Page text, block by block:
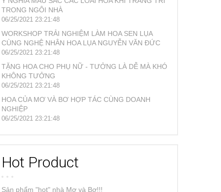
TRONG NGÔI NHÀ
06/25/2021 23:21:48
WORKSHOP TRẢI NGHIỆM LÀM HOA SEN LỤA
CÙNG NGHỆ NHÂN HOA LỤA NGUYỄN VĂN ĐỨC
06/25/2021 23:21:48
TẶNG HOA CHO PHỤ NỮ - TƯỞNG LÀ DỄ MÀ KHÓ
KHÔNG TƯỞNG
06/25/2021 23:21:48
HOA CỦA MƠ VÀ BƠ HỢP TÁC CÙNG DOANH
NGHIỆP
06/25/2021 23:21:48
Hot Product
Sản phẩm "hot" nhà Mơ và Bơ!!!